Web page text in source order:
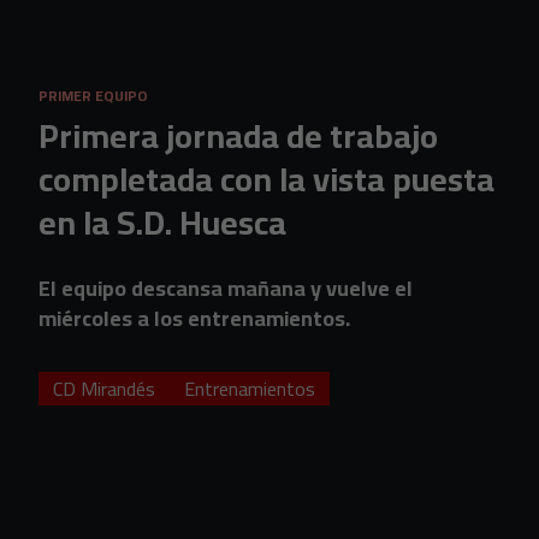
PRIMER EQUIPO
Primera jornada de trabajo
completada con la vista puesta
en la S.D. Huesca
El equipo descansa mañana y vuelve el
miércoles a los entrenamientos.
CD Mirandés Entrenamientos